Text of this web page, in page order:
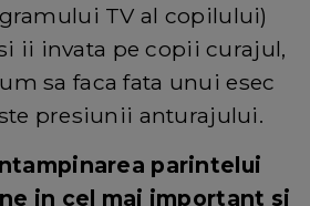
TV al copilului)
ii invata pe copii curajul,
sa faca fata unui esec
presiunii anturajului.
parintelui
in cel mai important si